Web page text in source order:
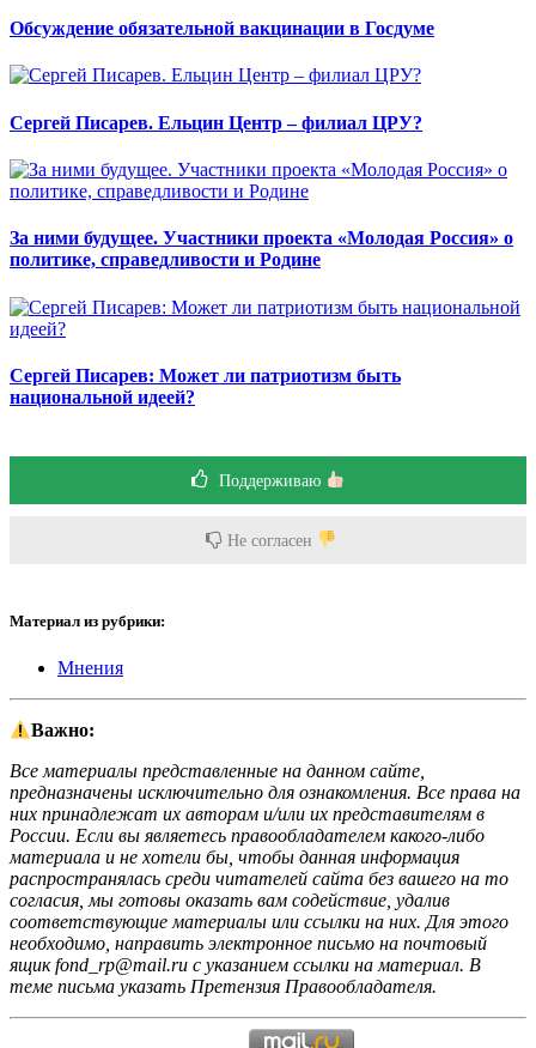
Обсуждение обязательной вакцинации в Госдуме
Сергей Писарев. Ельцин Центр – филиал ЦРУ?
За ними будущее. Участники проекта «Молодая Россия» о
политике, справедливости и Родине
Сергей Писарев: Может ли патриотизм быть
национальной идеей?
Поддерживаю
Не согласен
Материал из рубрики:
Мнения
Важно:
Все материалы представленные на данном сайте,
предназначены исключительно для ознакомления. Все права на
них принадлежат их авторам и/или их представителям в
России. Если вы являетесь правообладателем какого-либо
материала и не хотели бы, чтобы данная информация
распространялась среди читателей сайта без вашего на то
согласия, мы готовы оказать вам содействие, удалив
соответствующие материалы или ссылки на них. Для этого
необходимо, направить электронное письмо на почтовый
ящик fond_rp@mail.ru с указанием ссылки на материал. В
теме письма указать Претензия Правообладателя.